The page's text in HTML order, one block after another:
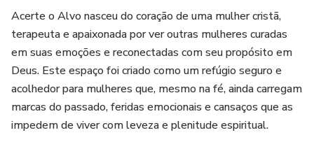
Acerte o Alvo nasceu do coração de uma mulher cristã,
terapeuta e apaixonada por ver outras mulheres curadas
em suas emoções e reconectadas com seu propósito em
Deus. Este espaço foi criado como um refúgio seguro e
acolhedor para mulheres que, mesmo na fé, ainda carregam
marcas do passado, feridas emocionais e cansaços que as
impedem de viver com leveza e plenitude espiritual.